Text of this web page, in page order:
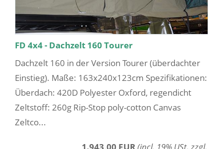
FD 4x4 - Dachzelt 160 Tourer
Dachzelt 160 in der Version Tourer (überdachter
Einstieg). Maße: 163x240x123cm Spezifikationen:
Überdach: 420D Polyester Oxford, regendicht
Zeltstoff: 260g Rip-Stop poly-cotton Canvas
Zeltco...
1.943,00 EUR(incl. 19% USt. zzgl.